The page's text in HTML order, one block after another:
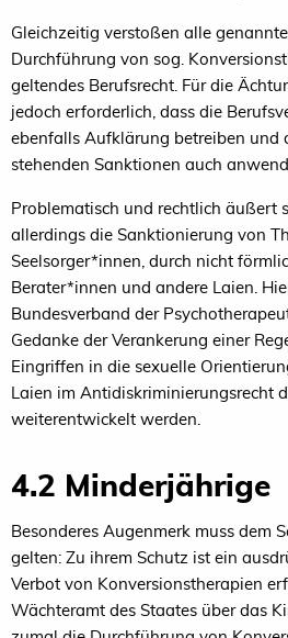
Gleichzeitig verstoßen alle
Durchführung von sog.
geltendes Berufsrecht. Für die
jedoch erforderlich, dass die
ebenfalls Aufklärung betreiben und
stehenden Sanktionen auch
Problematisch und rechtlich äußert
allerdings die Sanktionierung von
Seelsorger*innen, durch nicht
Berater*innen und andere Laien.
Bundesverband der
Gedanke der Verankerung einer
Eingriffen in die sexuelle
Laien im Antidiskriminierungsrecht
weiterentwickelt werden.
4.2 Minderjährige
Besonderes Augenmerk muss dem
gelten: Zu ihrem Schutz ist ein
Verbot von Konversionstherapien
Wächteramt des Staates über das